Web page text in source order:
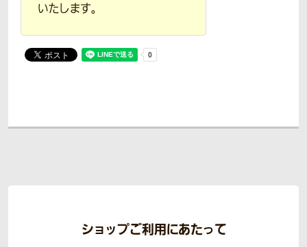
いたします。
ショップご利用にあたって